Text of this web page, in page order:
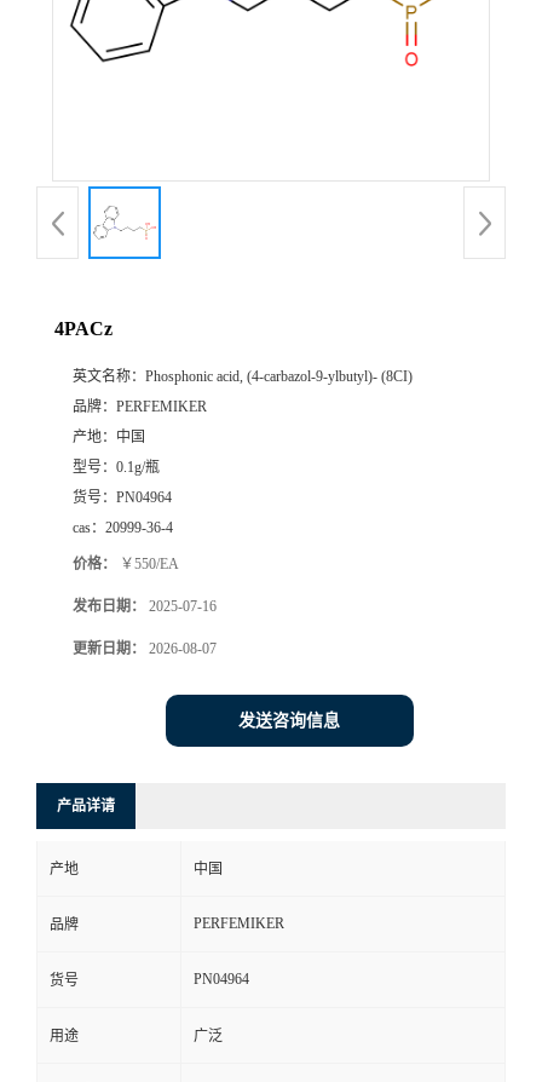
4PACz
英文名称： Phosphonic acid, (4-carbazol-9-ylbutyl)- (8CI)
品牌： PERFEMIKER
产地： 中国
型号： 0.1g/瓶
货号： PN04964
cas： 20999-36-4
价格： ￥550/EA
发布日期： 2025-07-16
更新日期： 2026-08-07
发送咨询信息
产品详请
产地 中国
品牌 PERFEMIKER
货号 PN04964
用途 广泛